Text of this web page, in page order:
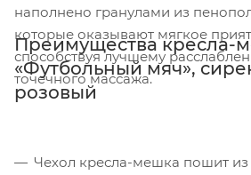
наполнено гранулами из
которые оказывают мягкое
способствуя лучшему
точечного массажа.
Преимущества кресла-
«Футбольный мяч»,
розовый
Чехол кресла-мешка пошит